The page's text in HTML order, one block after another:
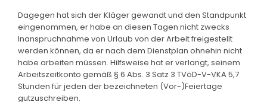
Dagegen hat sich der Kläger gewandt und den Standpunkt
eingenommen, er habe an diesen Tagen nicht zwecks
Inanspruchnahme von Urlaub von der Arbeit freigestellt
werden können, da er nach dem Dienstplan ohnehin nicht
habe arbeiten müssen. Hilfsweise hat er verlangt, seinem
Arbeitszeitkonto gemäß § 6 Abs. 3 Satz 3 TVöD-V-VKA 5,7
Stunden für jeden der bezeichneten (Vor-)Feiertage
gutzuschreiben.